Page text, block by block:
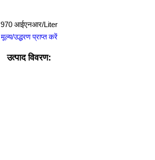
970 आईएनआर/Liter
मूल्य/उद्धरण प्राप्त करें
उत्पाद विवरण: